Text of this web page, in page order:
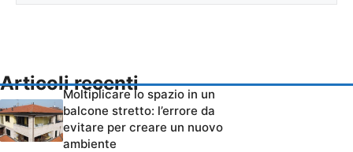
Articoli recenti
Moltiplicare lo spazio in un
balcone stretto: l’errore da
evitare per creare un nuovo
ambiente